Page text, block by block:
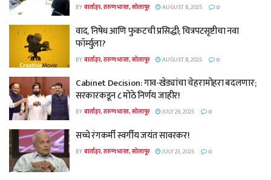
BYवार्ताहर, तरुण भारत, सोलापूर AUGUST 8, 2025 0
वाद, निषेध आणि फुकटची प्रसिद्धी; चित्रपटसृष्टीचा नवा
फॉर्म्युला?
BYवार्ताहर, तरुण भारत, सोलापूर AUGUST 8, 2025 0
Cabinet Decision: गाव-खेड्यांचा चेहरामोहरा बदलणार;
सरकारकडून ८ मोठे निर्णय जाहीर!
BYवार्ताहर, तरुण भारत, सोलापूर JULY 29, 2025 0
सच्चे रंगकर्मी स्वर्गीय जयंत सावरकर!
BYवार्ताहर, तरुण भारत, सोलापूर JULY 23, 2025 0